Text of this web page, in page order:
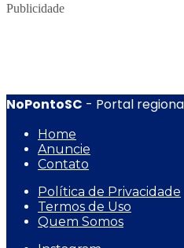
Publicidade
NoPontoSC - Portal
Home
Anuncie
Contato
Política de Privacidade
Termos de Uso
Quem Somos